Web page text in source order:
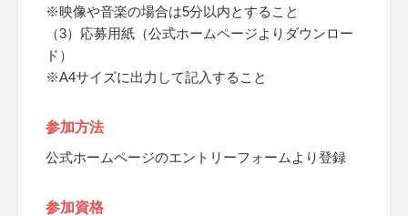
※映像や音楽の場合は5分以内とすること
（3）応募用紙（公式ホームページよりダウンロー
ド）
※A4サイズに出力して記入すること
参加方法
公式ホームページのエントリーフォームより登録
参加資格